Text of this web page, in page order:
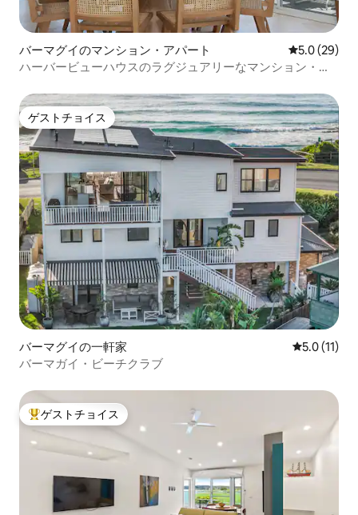
バーマグイのマンション・アパート レビュー29
5.0 (29)
ハーバービューハウスのラグジュアリーなマンション・ア
ゲストチョイス
ゲストチョイス
バーマグイの一軒家 レビュー11
5.0 (11)
バーマガイ・ビーチクラブ
大好評のゲストチョイスです。
ゲストチョイス